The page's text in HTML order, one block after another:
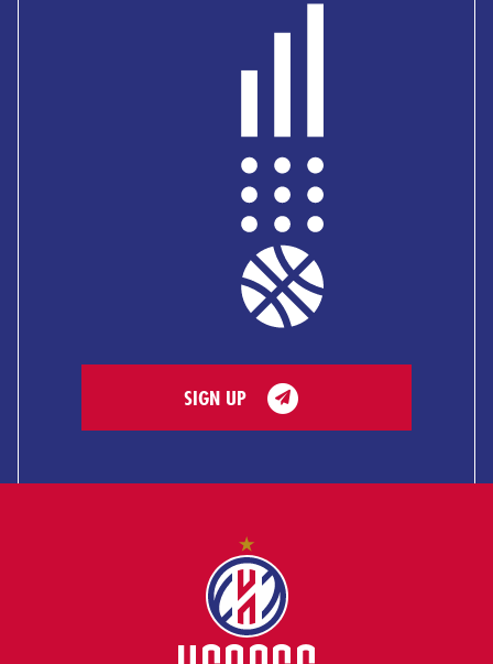
SIGN UP